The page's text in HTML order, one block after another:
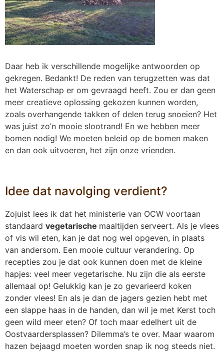
Daar heb ik verschillende mogelijke antwoorden op
gekregen. Bedankt! De reden van terugzetten was dat
het Waterschap er om gevraagd heeft. Zou er dan geen
meer creatieve oplossing gekozen kunnen worden,
zoals overhangende takken of delen terug snoeien? Het
was juist zo’n mooie slootrand! En we hebben meer
bomen nodig! We moeten beleid op de bomen maken
en dan ook uitvoeren, het zijn onze vrienden.
Idee dat navolging verdient?
Zojuist lees ik dat het ministerie van OCW voortaan
standaard vegetarische maaltijden serveert. Als je vlees
of vis wil eten, kan je dat nog wel opgeven, in plaats
van andersom. Een mooie cultuur verandering. Op
recepties zou je dat ook kunnen doen met de kleine
hapjes: veel meer vegetarische. Nu zijn die als eerste
allemaal op! Gelukkig kan je zo gevarieerd koken
zonder vlees! En als je dan de jagers gezien hebt met
een slappe haas in de handen, dan wil je met Kerst toch
geen wild meer eten? Of toch maar edelhert uit de
Oostvaardersplassen? Dilemma’s te over. Maar waarom
hazen bejaagd moeten worden snap ik nog steeds niet.